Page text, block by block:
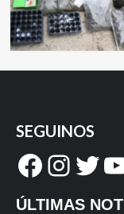
SEGUINOS
ÚLTIMAS